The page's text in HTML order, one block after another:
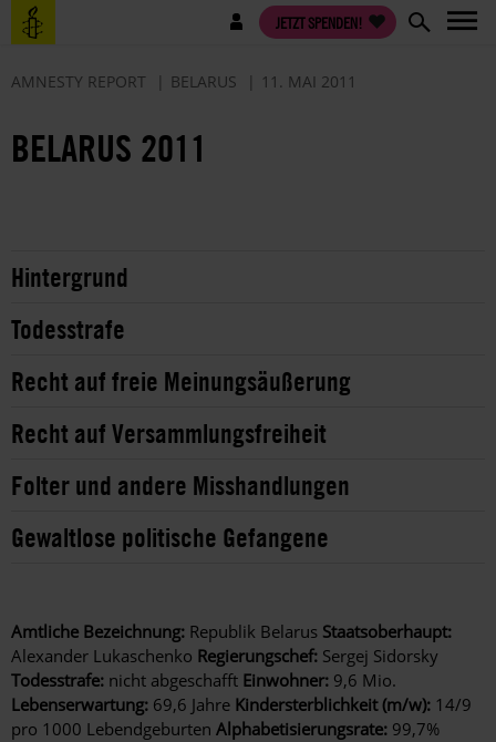
Direkt
zum
Benutzermenü JETZT SPENDEN!
AMNESTY REPORT BELARUS 11. MAI 2011
BELARUS 2011
Hintergrund
Todesstrafe
Recht auf freie Meinungsäußerung
Recht auf Versammlungsfreiheit
Folter und andere Misshandlungen
Gewaltlose politische Gefangene
Amtliche Bezeichnung: Republik Belarus Staatsoberhaupt:
Alexander Lukaschenko Regierungschef: Sergej Sidorsky
Todesstrafe: nicht abgeschafft Einwohner: 9,6 Mio.
Lebenserwartung: 69,6 Jahre Kindersterblichkeit (m/w): 14/9
pro 1000 Lebendgeburten Alphabetisierungsrate: 99,7%